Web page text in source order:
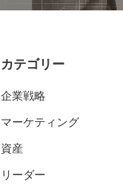
カテゴリー
企業戦略
マーケティング
資産
リーダー